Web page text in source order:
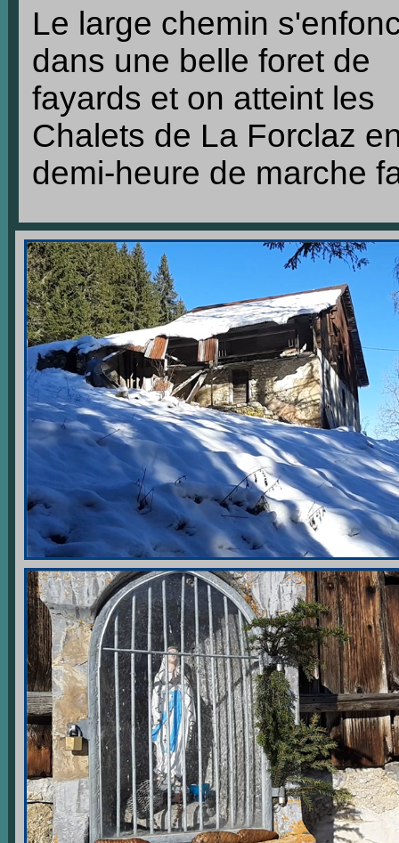
Le large chemin
dans une belle foret de
fayards et on atteint les
Chalets de La Forclaz
demi-heure de marche